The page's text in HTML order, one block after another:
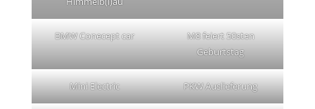
BMW Conecept car
M8 feiert 50sten
Geburtstag
Mini Electric PKW Auslieferung